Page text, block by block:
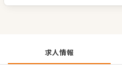
トしますので、経験が浅い
境です。 ゆくゆくは、料理
求人情報